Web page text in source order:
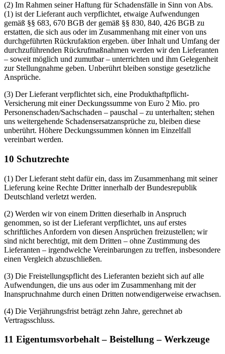
(2) Im Rahmen seiner Haftung für Schadensfälle in Sinn von Abs.
(1) ist der Lieferant auch verpflichtet, etwaige Aufwendungen
gemäß §§ 683, 670 BGB der gemäß §§ 830, 840, 426 BGB zu
erstatten, die sich aus oder im Zusammenhang mit einer von uns
durchgeführten Rückrufaktion ergeben. über Inhalt und Umfang der
durchzuführenden Rückrufmaßnahmen werden wir den Lieferanten
– soweit möglich und zumutbar – unterrichten und ihm Gelegenheit
zur Stellungnahme geben. Unberührt bleiben sonstige gesetzliche
Ansprüche.
(3) Der Lieferant verpflichtet sich, eine Produkthaftpflicht-
Versicherung mit einer Deckungssumme von Euro 2 Mio. pro
Personenschaden/Sachschaden – pauschal – zu unterhalten; stehen
uns weitergehende Schadensersatzansprüche zu, bleiben diese
unberührt. Höhere Deckungssummen können im Einzelfall
vereinbart werden.
10 Schutzrechte
(1) Der Lieferant steht dafür ein, dass im Zusammenhang mit seiner
Lieferung keine Rechte Dritter innerhalb der Bundesrepublik
Deutschland verletzt werden.
(2) Werden wir von einem Dritten dieserhalb in Anspruch
genommen, so ist der Lieferant verpflichtet, uns auf erstes
schriftliches Anfordern von diesen Ansprüchen freizustellen; wir
sind nicht berechtigt, mit dem Dritten – ohne Zustimmung des
Lieferanten – irgendwelche Vereinbarungen zu treffen, insbesondere
einen Vergleich abzuschließen.
(3) Die Freistellungspflicht des Lieferanten bezieht sich auf alle
Aufwendungen, die uns aus oder im Zusammenhang mit der
Inanspruchnahme durch einen Dritten notwendigerweise erwachsen.
(4) Die Verjährungsfrist beträgt zehn Jahre, gerechnet ab
Vertragsschluss.
11 Eigentumsvorbehalt – Beistellung – Werkzeuge